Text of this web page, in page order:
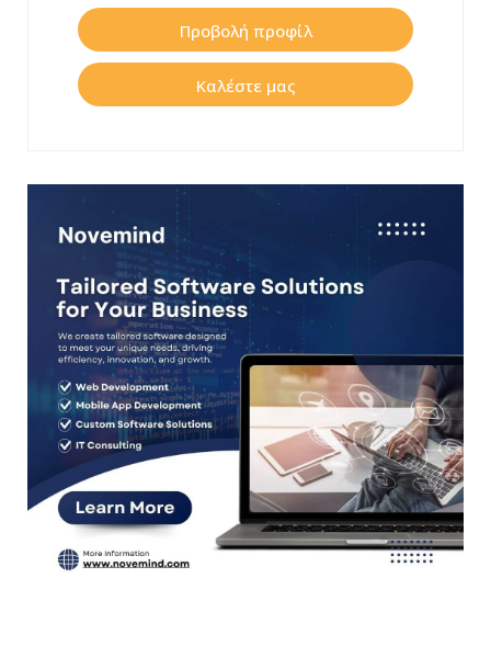
Προβολή προφίλ
Καλέστε μας